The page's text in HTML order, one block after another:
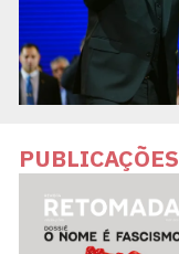
PUBLICAÇÕES